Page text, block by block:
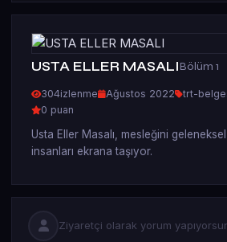
USTA ELLER MASALIBölüm 1
304izlenme Ağustos 2022 trt-
0 puan
Usta Eller Masalı, mesleğini
insanları ekrana taşıyor.
Ziyaretçi olarak yorum